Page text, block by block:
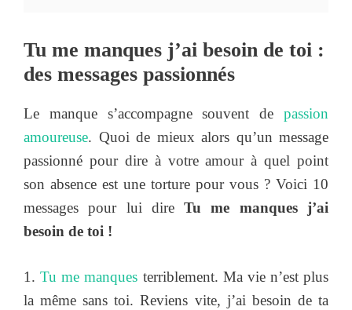
Tu me manques j’ai besoin de toi :
des messages passionnés
Le manque s’accompagne souvent de passion
amoureuse. Quoi de mieux alors qu’un message
passionné pour dire à votre amour à quel point
son absence est une torture pour vous ? Voici 10
messages pour lui direTu me manques j’ai
besoin de toi !
1.Tu me manques terriblement. Ma vie n’est plus
la même sans toi. Reviens vite, j’ai besoin de ta